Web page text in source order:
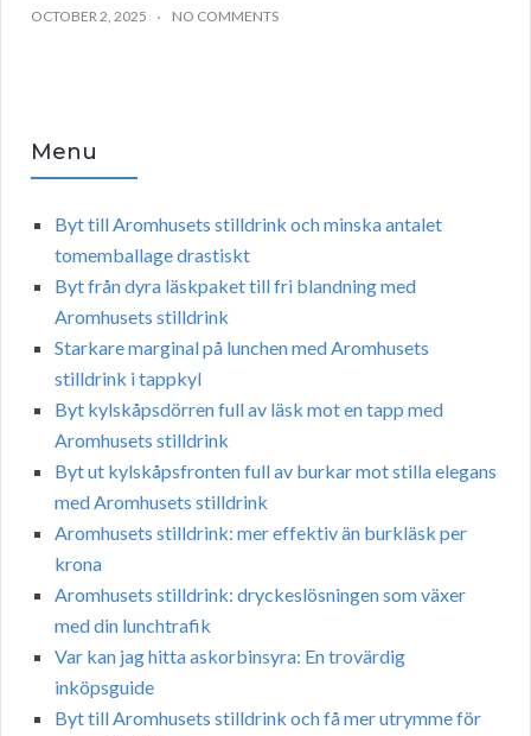
OCTOBER 2, 2025 NO COMMENTS
Menu
Byt till Aromhusets stilldrink och minska antalet
tomemballage drastiskt
Byt från dyra läskpaket till fri blandning med
Aromhusets stilldrink
Starkare marginal på lunchen med Aromhusets
stilldrink i tappkyl
Byt kylskåpsdörren full av läsk mot en tapp med
Aromhusets stilldrink
Byt ut kylskåpsfronten full av burkar mot stilla elegans
med Aromhusets stilldrink
Aromhusets stilldrink: mer effektiv än burkläsk per
krona
Aromhusets stilldrink: dryckeslösningen som växer
med din lunchtrafik
Var kan jag hitta askorbinsyra: En trovärdig
inköpsguide
Byt till Aromhusets stilldrink och få mer utrymme för